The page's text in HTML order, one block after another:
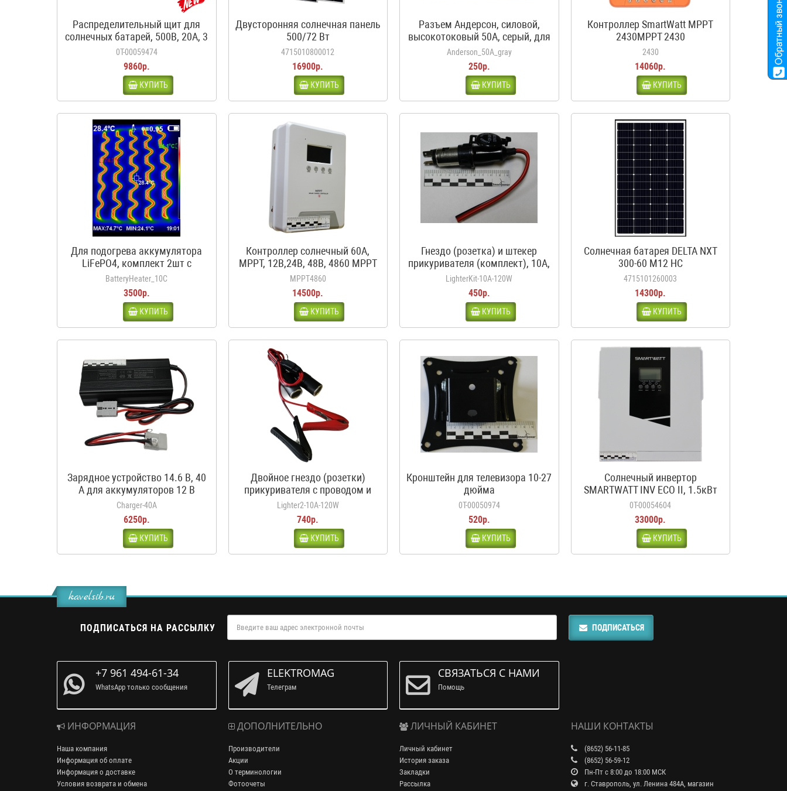
Распределительный щит для
солнечных батарей, 500В, 20А, 3
входа, 1 выход, с
предохранителями
0Т-00059474
9860р.
КУПИТЬ
Двусторонняя солнечная панель
500/72 Вт
4715010800012
16900р.
КУПИТЬ
Разъем Андерсон, силовой,
высокотоковый 50A, серый, для
аккумуляторов автодома,
каравана, кемпера
Anderson_50A_gray
250р.
КУПИТЬ
Контроллер SmartWatt MPPT
2430MPPT 2430
2430
14060р.
КУПИТЬ
Для подогрева аккумулятора
LiFePO4, комплект 2шт с
термостатом, 12В, 50Вт, 3.5А,
10С
BatteryHeater_10C
3500р.
КУПИТЬ
Контроллер солнечный 60А,
MPPT, 12В,24В, 48В, 4860 MPPT
белый
MPPT4860
14500р.
КУПИТЬ
Гнездо (розетка) и штекер
прикуривателя (комплект), 10А,
120Вт, 12-24В
LighterKit-10A-120W
450р.
КУПИТЬ
Солнечная батарея DELTA NXT
300-60 M12 HC
4715101260003
14300р.
КУПИТЬ
Зарядное устройство 14.6 В, 40
А для аккумуляторов 12 В
LiFePO4
Charger-40A
6250р.
КУПИТЬ
Двойное гнездо (розетки)
прикуривателя с проводом и
крокодилами, 10А, 120Вт, 12-24В
Lighter2-10A-120W
740р.
КУПИТЬ
Кронштейн для телевизора 10-27
дюйма
0Т-00050974
520р.
КУПИТЬ
Солнечный инвертор
SMARTWATT INV ECO II, 1.5кВт
0Т-00054604
33000р.
КУПИТЬ
kavelsib.ru
ПОДПИСАТЬСЯ НА РАССЫЛКУ ПОДПИСАТЬСЯ
+7 961 494-61-34
WhatsApp только сообщения
ELEKTROMAG
Телеграм
СВЯЗАТЬСЯ С НАМИ
Помощь
ИНФОРМАЦИЯ
Наша компания
Информация об оплате
Информация о доставке
Условия возврата и обмена
ДОПОЛНИТЕЛЬНО
Производители
Акции
О терминологии
Фотоочеты
ЛИЧНЫЙ КАБИНЕТ
Личный кабинет
История заказа
Закладки
Рассылка
НАШИ КОНТАКТЫ
(8652) 56-11-85
(8652) 56-59-12
Пн-Пт с 8:00 до 18:00 МСК
г. Ставрополь, ул. Ленина 484А, магазин